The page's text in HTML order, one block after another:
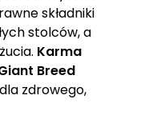
składniki
stolców, a
Karma
Breed
zdrowego,